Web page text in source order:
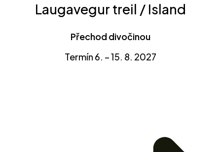
Laugavegur treil / Island
Přechod divočinou
Termín 6. – 15. 8. 2027